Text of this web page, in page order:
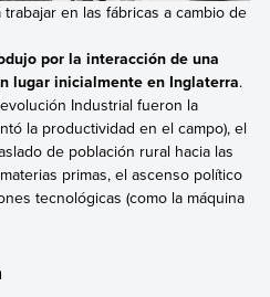
en las fábricas a cambio de
por la interacción de una
lugar inicialmente en Inglaterra.
Industrial fueron la
la productividad en el campo), el
de población rural hacia las
primas, el ascenso político
tecnológicas (como la máquina